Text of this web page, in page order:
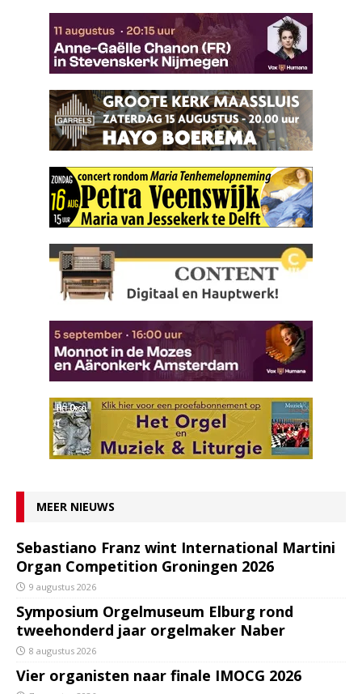
MEER NIEUWS
Sebastiano Franz wint International Martini
Organ Competition Groningen 2026
9 augustus 2026
Symposium Orgelmuseum Elburg rond
tweehonderd jaar orgelmaker Naber
8 augustus 2026
Vier organisten naar finale IMOCG 2026